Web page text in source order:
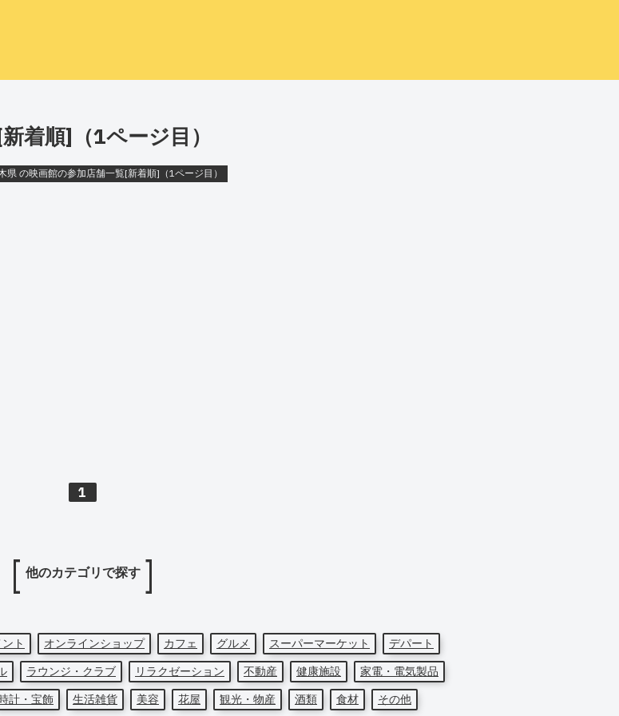
着順]（1ページ目）
県 の映画館の参加店舗一覧[新着順]（1ページ目）
1
他のカテゴリで探す
ト オンラインショップ カフェ グルメ スーパーマーケット
デパート
ラウンジ・クラブ リラクゼーション 不動産 健康施設
家電・電気製品
計・宝飾 生活雑貨 美容 花屋 観光・物産 酒類 食材 その他